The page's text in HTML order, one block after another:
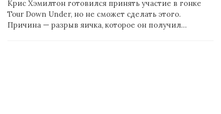
Крис Хэмилтон готовился принять участие в гонке
Tour Down Under, но не сможет сделать этого.
Причина — разрыв яичка, которое он получил…